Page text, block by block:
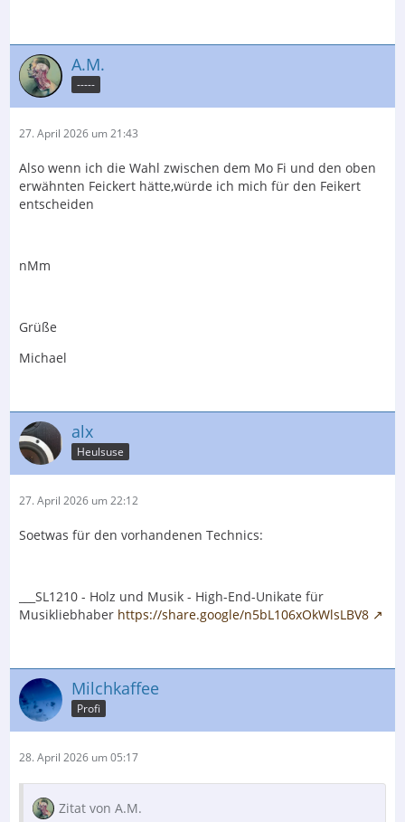
A.M.
-----
27. April 2026 um 21:43
Also wenn ich die Wahl zwischen dem Mo Fi und den oben
erwähnten Feickert hätte,würde ich mich für den Feikert
entscheiden
nMm
Grüße
Michael
alx
Heulsuse
27. April 2026 um 22:12
Soetwas für den vorhandenen Technics:
___SL1210 - Holz und Musik - High-End-Unikate für
Musikliebhaber https://share.google/n5bL106xOkWlsLBV8
Milchkaffee
Profi
28. April 2026 um 05:17
Zitat von A.M.